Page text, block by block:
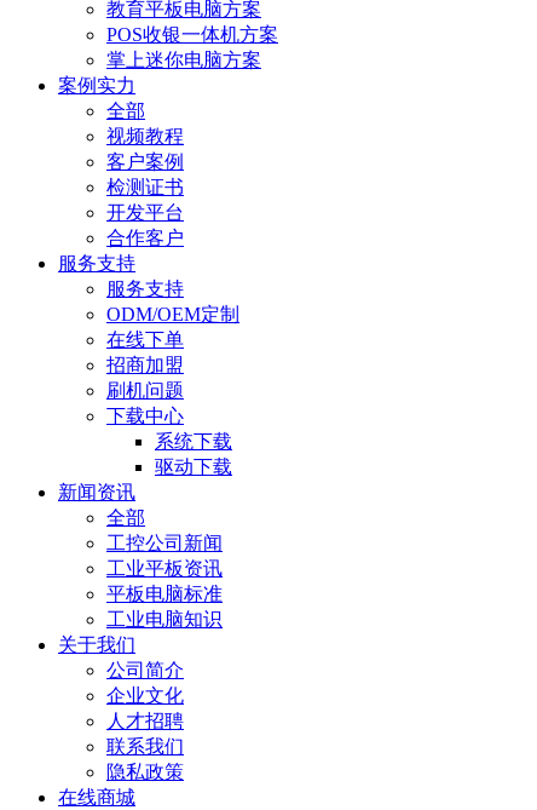
教育平板电脑方案
POS收银一体机方案
掌上迷你电脑方案
案例实力
全部
视频教程
客户案例
检测证书
开发平台
合作客户
服务支持
服务支持
ODM/OEM定制
在线下单
招商加盟
刷机问题
下载中心
系统下载
驱动下载
新闻资讯
全部
工控公司新闻
工业平板资讯
平板电脑标准
工业电脑知识
关于我们
公司简介
企业文化
人才招聘
联系我们
隐私政策
在线商城